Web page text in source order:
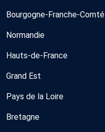
Bourgogne-Franche-Comté
Normandie
Hauts-de-France
Grand Est
Pays de la Loire
Bretagne